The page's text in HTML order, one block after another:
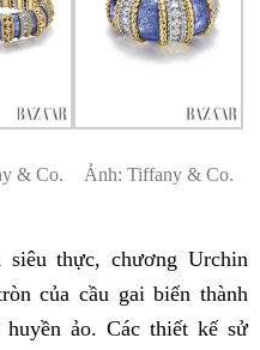
& Co. Ảnh: Tiffany & Co.
thực, chương Urchin
của cầu gai biển thành
ảo. Các thiết kế sử